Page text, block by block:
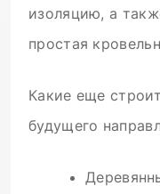
изоляцию, а
простая
Какие еще
будущего